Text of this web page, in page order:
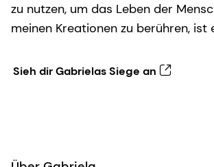
zu nutzen, um das Leben der
meinen Kreationen zu berühren, ist
Sieh dir Gabrielas Siege an